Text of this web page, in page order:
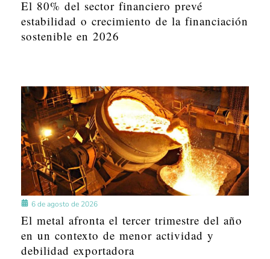
El 80% del sector financiero prevé
estabilidad o crecimiento de la financiación
sostenible en 2026
6 de agosto de 2026
El metal afronta el tercer trimestre del año
en un contexto de menor actividad y
debilidad exportadora